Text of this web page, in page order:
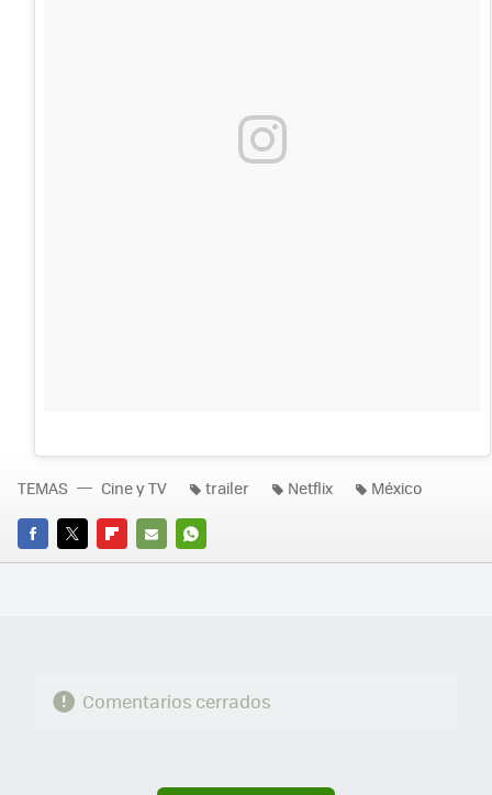
FACEBOOK
TWITTERFLIPBOARD
E-
WHATSAPP
TEMAS Cine y TV trailer Netflix México
Comentarios cerrados